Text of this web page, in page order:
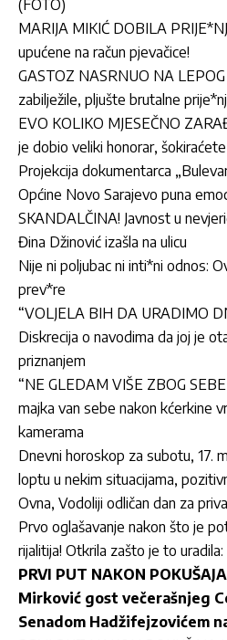
(FOTO)
MARIJA MIKIĆ DOBILA
upućene na račun pjevačice!
GASTOZ NASRNUO NA
zabilježile, pljušte brutalne
EVO KOLIKO MJESEČNO
je dobio veliki honorar,
Projekcija dokumentarca
Općine Novo Sarajevo puna
SKANDALČINA! Javnost u
Đina Džinović izašla na ulicu
Nije ni poljubac ni inti*ni odnos:
prev*re
“VOLJELA BIH DA URADIMO
Diskrecija o navodima da joj je
priznanjem
“NE GLEDAM VIŠE ZBOG
majka van sebe nakon kćerkine
kamerama
Dnevni horoskop za subotu, 17.
loptu u nekim situacijama,
Ovna, Vodoliji odličan dan za
Prvo oglašavanje nakon što je
rijalitija! Otkrila zašto je to
PRVI PUT NAKON
Mirković gost večerašnjeg
Senadom Hadžifejzovićem